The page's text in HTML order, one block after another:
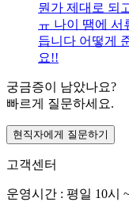
뭔가 제대로 되
ㅠ 나이 땜에 서
듭니다 어떻게
요!!
궁금증이 남았나요?
빠르게 질문하세요.
현직자에게 질문하기
고객센터
운영시간 : 평일 10시